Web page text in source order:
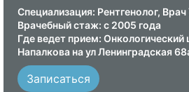
Специализация: Рентгенолог,
Врачебный стаж: с 2005 года
Где ведет прием:
Напалкова на ул Ленинградская
Записаться